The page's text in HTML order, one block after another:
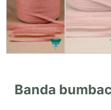
Banda